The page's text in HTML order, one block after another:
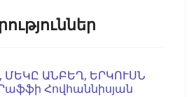
ՄԵԿԸ ԱՆԲԵՂ, ԵՐԿՈՒՍՆ
Հովհաննիսյան